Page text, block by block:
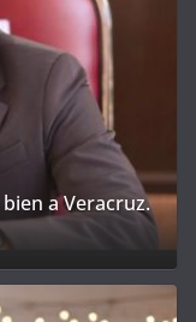
a Veracruz.